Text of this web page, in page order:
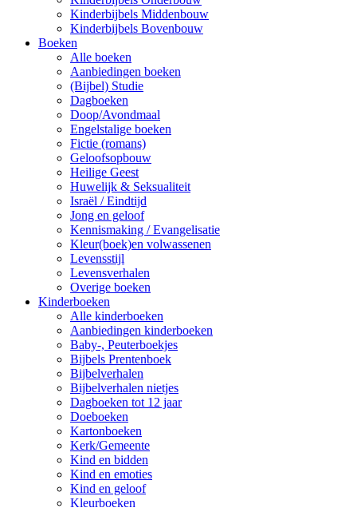
Kinderbijbels Middenbouw
Kinderbijbels Bovenbouw
Boeken
Alle boeken
Aanbiedingen boeken
(Bijbel) Studie
Dagboeken
Doop/Avondmaal
Engelstalige boeken
Fictie (romans)
Geloofsopbouw
Heilige Geest
Huwelijk & Seksualiteit
Israël / Eindtijd
Jong en geloof
Kennismaking / Evangelisatie
Kleur(boek)en volwassenen
Levensstijl
Levensverhalen
Overige boeken
Kinderboeken
Alle kinderboeken
Aanbiedingen kinderboeken
Baby-, Peuterboekjes
Bijbels Prentenboek
Bijbelverhalen
Bijbelverhalen nietjes
Dagboeken tot 12 jaar
Doeboeken
Kartonboeken
Kerk/Gemeente
Kind en bidden
Kind en emoties
Kind en geloof
Kleurboeken